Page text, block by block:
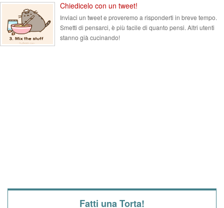
Chiedicelo con un tweet!
Inviaci un tweet e proveremo a risponderti in breve tempo.
Smetti di pensarci, è più facile di quanto pensi. Altri utenti
stanno già cucinando!
Fatti una Torta!